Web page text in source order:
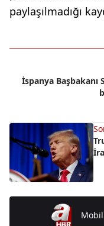
paylaşılmadığı
İspanya Başbakanı